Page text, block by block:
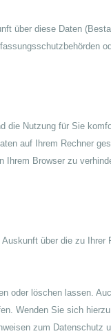
über diese Daten
Nutzung für Sie
auf Ihrem Rechner
Browser zu
über die zu
oder löschen lassen.
Wenden Sie sich
zum Datenschutz